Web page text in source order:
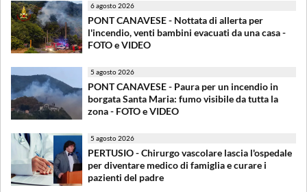
6 agosto 2026
PONT CANAVESE - Nottata di allerta per
l'incendio, venti bambini evacuati da una casa -
FOTO e VIDEO
5 agosto 2026
PONT CANAVESE - Paura per un incendio in
borgata Santa Maria: fumo visibile da tutta la
zona - FOTO e VIDEO
5 agosto 2026
PERTUSIO - Chirurgo vascolare lascia l'ospedale
per diventare medico di famiglia e curare i
pazienti del padre